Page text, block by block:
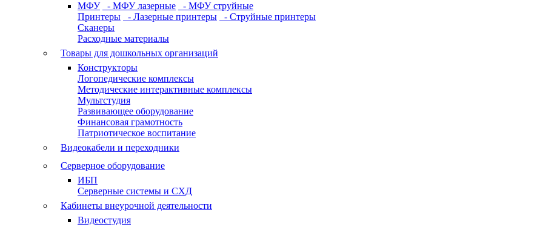
МФУ
- МФУ лазерные
- МФУ струйные
Принтеры
- Лазерные принтеры
- Струйные принтеры
Сканеры
Расходные материалы
Товары для дошкольных организаций
Конструкторы
Логопедические комплексы
Методические интерактивные комплексы
Мультстудия
Развивающее оборудование
Финансовая грамотность
Патриотическое воспитание
Видеокабели и переходники
Серверное оборудование
ИБП
Серверные системы и СХД
Кабинеты внеурочной деятельности
Видеостудия